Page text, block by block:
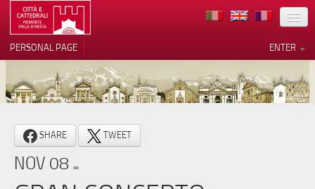
LOCATION
ARCHITECTURE
MUSEUMS
ITINERARIES
EVENTS
ENTER
PERSONAL PAGE
SHARE TWEET
NOV 08
Notice at collection
Your Privacy Choices